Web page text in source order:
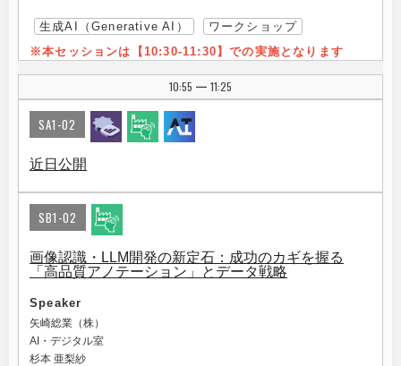
生成AI（Generative AI）
ワークショップ
※本セッションは【10:30-11:30】での実施となります
10:55 | 11:25
SA1-02
近日公開
SB1-02
画像認識・LLM開発の新定石：成功のカギを握る
「高品質アノテーション」とデータ戦略
Speaker
矢崎総業（株）
AI・デジタル室
杉本 亜梨紗